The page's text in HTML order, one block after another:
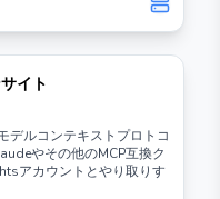
イト
ルコンテキストプロトコ
やその他のMCP互換ク
アカウントとやり取りす